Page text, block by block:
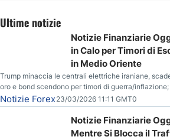
Ultime notizie
Notizie Finanziarie
in Calo per Timori di
in Medio Oriente
Trump minaccia le centrali elettriche iraniane,
oro e bond scendono per timori di guerra/
correzione; il petrolio greggio resta stabile.
Notizie Forex23/03/2026 11:11 GMT0
Notizie Finanziarie
Mentre Si Blocca il